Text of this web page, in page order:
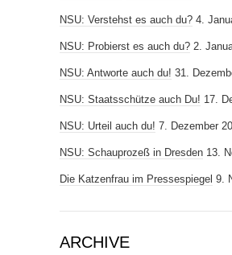
NSU: Verstehst es auch du? 4.
NSU: Probierst es auch du? 2.
NSU: Antworte auch du! 31.
NSU: Staatsschütze auch Du! 17.
NSU: Urteil auch du! 7. Dezember
NSU: Schauprozeß in Dresden 13.
Die Katzenfrau im Pressespiegel 9.
ARCHIVE